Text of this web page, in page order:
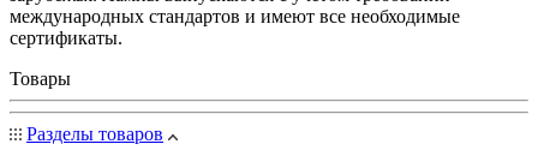
международных стандартов и имеют все необходимые
сертификаты.
Товары
Разделы товаров